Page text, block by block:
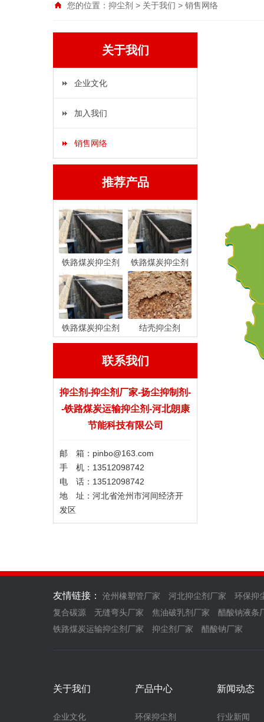
您的位置： 抑尘剂 > 关于我们 > 销售网络
关于我们
企业文化
加入我们
销售网络
推荐产品
铁路煤炭抑尘剂 铁路煤炭抑尘剂
铁路煤炭抑尘剂 结壳抑尘剂
联系我们
抑尘剂-抑尘剂厂家-扬尘抑制剂-
-铁路煤炭运输抑尘剂-河北朗康
节能科技有限公司
邮 箱：pinbo@163.com
手 机：13512098742
电 话：13512098742
地 址：河北省沧州市河间经济开
发区
友情链接： 沧州橡塑管厂家 河北抑尘剂厂家
环保抑
复合碳源
无缝弯头厂家 焦油破乳剂厂家
醋酸钠液条
铁路煤炭运输抑尘剂厂家
抑尘剂厂家 醋酸钠厂家
关于我们
企业文化
产品中心
环保抑尘剂
新闻动态
行业新闻